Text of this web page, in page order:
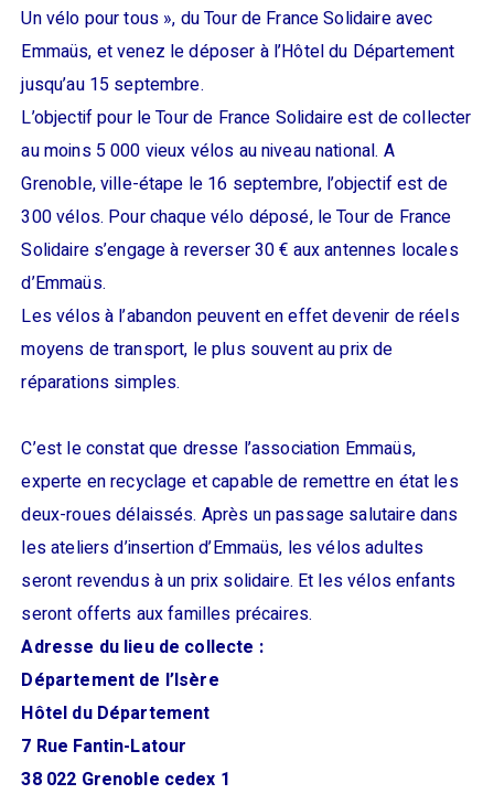
Un vélo pour tous », du Tour de France Solidaire avec
Emmaüs, et venez le déposer à l’Hôtel du Département
jusqu’au 15 septembre.
L’objectif pour le Tour de France Solidaire est de collecter
au moins 5 000 vieux vélos au niveau national. A
Grenoble, ville-étape le 16 septembre, l’objectif est de
300 vélos. Pour chaque vélo déposé, le Tour de France
Solidaire s’engage à reverser 30 € aux antennes locales
d’Emmaüs.
Les vélos à l’abandon peuvent en effet devenir de réels
moyens de transport, le plus souvent au prix de
réparations simples.
C’est le constat que dresse l’association Emmaüs,
experte en recyclage et capable de remettre en état les
deux-roues délaissés. Après un passage salutaire dans
les ateliers d’insertion d’Emmaüs, les vélos adultes
seront revendus à un prix solidaire. Et les vélos enfants
seront offerts aux familles précaires.
Adresse du lieu de collecte :
Département de l’Isère
Hôtel du Département
7 Rue Fantin-Latour
38 022 Grenoble cedex 1